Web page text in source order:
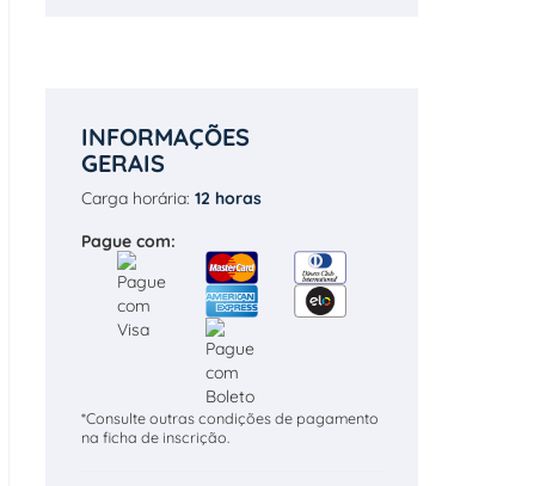
INFORMAÇÕES
GERAIS
Carga horária: 12 horas
Pague com:
*Consulte outras condições de pagamento
na ficha de inscrição.